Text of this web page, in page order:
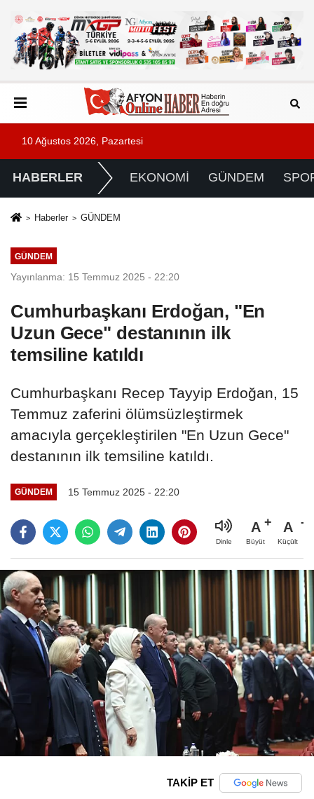
10 Ağustos 2026, Pazartesi
HABERLER EKONOMİ GÜNDEM
Haberler GÜNDEM
GÜNDEM
Yayınlanma: 15 Temmuz 2025 - 22:20
Cumhurbaşkanı Erdoğan, "En
Uzun Gece" destanının ilk
temsiline katıldı
Cumhurbaşkanı Recep Tayyip Erdoğan, 15
Temmuz zaferini ölümsüzleştirmek
amacıyla gerçekleştirilen "En Uzun Gece"
destanının ilk temsiline katıldı.
GÜNDEM 15 Temmuz 2025 - 22:20
Dinle
A
Büyüt
A
Küçült
TAKİP ET